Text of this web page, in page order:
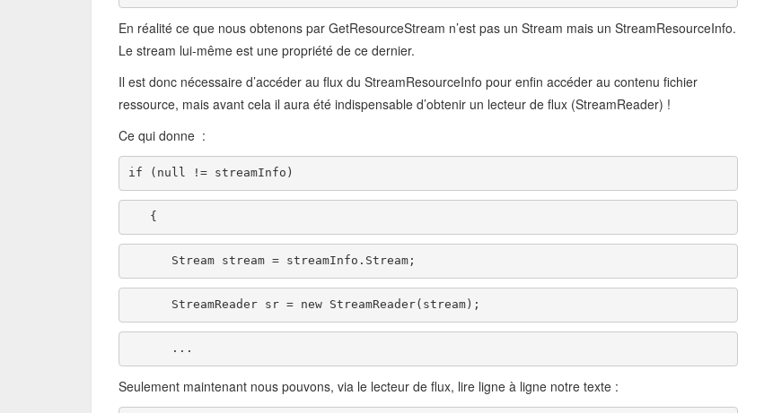
En réalité ce que nous obtenons par GetResourceStream n’est pas un Stream mais un StreamResourceInfo.
Le stream lui-même est une propriété de ce dernier.
Il est donc nécessaire d’accéder au flux du StreamResourceInfo pour enfin accéder au contenu fichier
ressource, mais avant cela il aura été indispensable d’obtenir un lecteur de flux (StreamReader) !
Ce qui donne :
if ( null != streamInfo)
   {
      Stream stream = streamInfo.Stream;
      StreamReader sr =
new StreamReader(stream);
      ...
Seulement maintenant nous pouvons, via le lecteur de flux, lire ligne à ligne notre texte :